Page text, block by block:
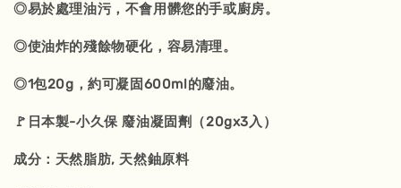
◎易於處理油污，不會用髒您的手或廚房。
◎使油炸的殘餘物硬化，容易清理。
◎1包20g，約可凝固600ml的廢油。
🚩日本製-小久保 廢油凝固劑（20gx3入）
成分：天然脂肪, 天然鈾原料